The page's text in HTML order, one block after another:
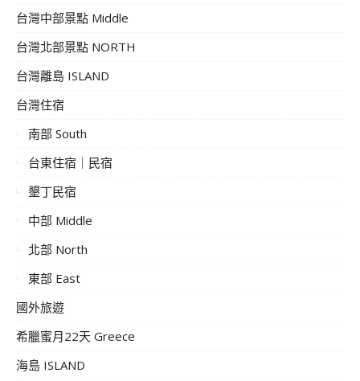
台灣中部景點 Middle
台灣北部景點 NORTH
台灣離島 ISLAND
台灣住宿
南部 South
台東住宿｜民宿
墾丁民宿
中部 Middle
北部 North
東部 East
國外旅遊
希臘蜜月22天 Greece
海島 ISLAND